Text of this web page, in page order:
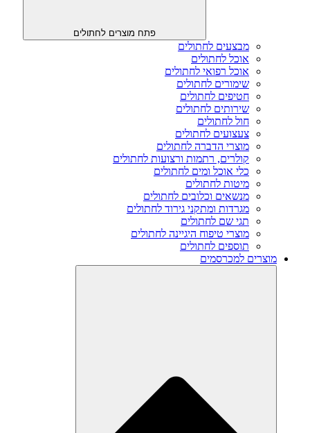
פתח מוצרים לחתולים
מבצעים לחתולים
אוכל לחתולים
אוכל רפואי לחתולים
שימורים לחתולים
חטיפים לחתולים
שירותים לחתולים
חול לחתולים
צעצועים לחתולים
מוצרי הדברה לחתולים
קולרים, רתמות ורצועות לחתולים
כלי אוכל ומים לחתולים
מיטות לחתולים
מנשאים וכלובים לחתולים
מגרדות ומתקני גירוד לחתולים
תגי שם לחתולים
מוצרי טיפוח היגיינה לחתולים
תוספים לחתולים
מוצרים למכרסמים